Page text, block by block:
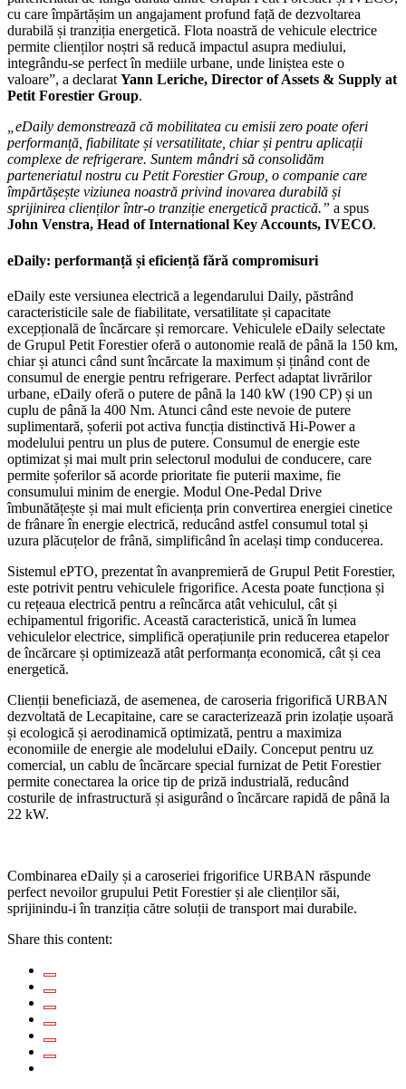
cu care împărtășim un angajament profund față de dezvoltarea
durabilă și tranziția energetică. Flota noastră de vehicule electrice
permite clienților noștri să reducă impactul asupra mediului,
integrându-se perfect în mediile urbane, unde liniștea este o
valoare”, a declaratYann Leriche, Director of Assets & Supply at
Petit Forestier Group.
„eDaily demonstrează că mobilitatea cu emisii zero poate oferi
performanță, fiabilitate și versatilitate, chiar și pentru aplicații
complexe de refrigerare. Suntem mândri să consolidăm
parteneriatul nostru cu Petit Forestier Group, o companie care
împărtășește viziunea noastră privind inovarea durabilă și
sprijinirea clienților într-o tranziție energetică practică.” a spus
John Venstra, Head of International Key Accounts, IVECO.
eDaily: performanță și eficiență fără compromisuri
eDaily este versiunea electrică a legendarului Daily, păstrând
caracteristicile sale de fiabilitate, versatilitate și capacitate
excepțională de încărcare și remorcare. Vehiculele eDaily selectate
de Grupul Petit Forestier oferă o autonomie reală de până la 150 km,
chiar și atunci când sunt încărcate la maximum și ținând cont de
consumul de energie pentru refrigerare. Perfect adaptat livrărilor
urbane, eDaily oferă o putere de până la 140 kW (190 CP) și un
cuplu de până la 400 Nm. Atunci când este nevoie de putere
suplimentară, șoferii pot activa funcția distinctivă Hi-Power a
modelului pentru un plus de putere. Consumul de energie este
optimizat și mai mult prin selectorul modului de conducere, care
permite șoferilor să acorde prioritate fie puterii maxime, fie
consumului minim de energie. Modul One-Pedal Drive
îmbunătățește și mai mult eficiența prin convertirea energiei cinetice
de frânare în energie electrică, reducând astfel consumul total și
uzura plăcuțelor de frână, simplificând în același timp conducerea.
Sistemul ePTO, prezentat în avanpremieră de Grupul Petit Forestier,
este potrivit pentru vehiculele frigorifice. Acesta poate funcționa și
cu rețeaua electrică pentru a reîncărca atât vehiculul, cât și
echipamentul frigorific. Această caracteristică, unică în lumea
vehiculelor electrice, simplifică operațiunile prin reducerea etapelor
de încărcare și optimizează atât performanța economică, cât și cea
energetică.
Clienții beneficiază, de asemenea, de caroseria frigorifică URBAN
dezvoltată de Lecapitaine, care se caracterizează prin izolație ușoară
și ecologică și aerodinamică optimizată, pentru a maximiza
economiile de energie ale modelului eDaily. Conceput pentru uz
comercial, un cablu de încărcare special furnizat de Petit Forestier
permite conectarea la orice tip de priză industrială, reducând
costurile de infrastructură și asigurând o încărcare rapidă de până la
22 kW.
Combinarea eDaily și a caroseriei frigorifice URBAN răspunde
perfect nevoilor grupului Petit Forestier și ale clienților săi,
sprijinindu-i în tranziția către soluții de transport mai durabile.
Share this content: